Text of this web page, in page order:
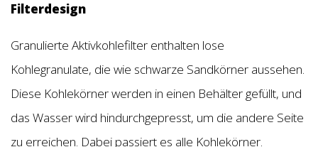
Filterdesign
Granulierte Aktivkohlefilter enthalten lose
Kohlegranulate, die wie schwarze Sandkörner aussehen.
Diese Kohlekörner werden in einen Behälter gefüllt, und
das Wasser wird hindurchgepresst, um die andere Seite
zu erreichen. Dabei passiert es alle Kohlekörner.